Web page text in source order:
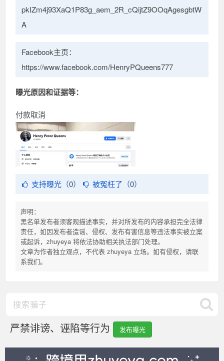
pkIZm4j93XaQ1P83g_aem_2R_cQijtZ9OOqAgesgbtW
A
Facebook主页：
https://www.facebook.com/HenryPQueens777
曝光原因和证据等：
付款取消
支持曝光（0） 被冤枉了（0）
声明：
黑名单发布者须客观描述事实，并对所发布的内容承担完全法律
责任，如因发布者造谣、侵权、发布有害信息等违法事实被立案
或起诉，zhuyeya 将依法协助相关执法部门处理。
文章为作者独立观点，不代表 zhuyeya 立场。如有侵权，请联
系我们。
严禁诽谤、诬陷等行为 发布曝光